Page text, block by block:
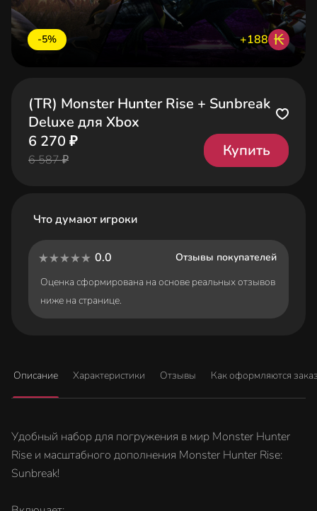
-5% +188 ₭
(TR) Monster Hunter Rise + Sunbreak
Deluxe для Xbox
6 270 ₽
6 587 ₽
Купить
Что думают игроки
0.0
Отзывы покупателей
Оценка сформирована на основе реальных отзывов
ниже на странице.
Описание Характеристики Отзывы Как оформляются
Удобный набор для погружения в мир Monster Hunter
Rise и масштабного дополнения Monster Hunter Rise:
Sunbreak!